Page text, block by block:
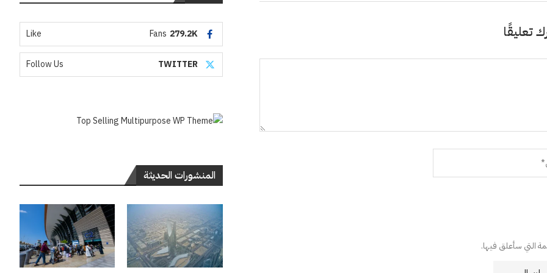
تعليقًا
التي سأعلق فيها.
279.2K
Fans
Like
TWITTER
Follow Us
المنشورات الحديثة